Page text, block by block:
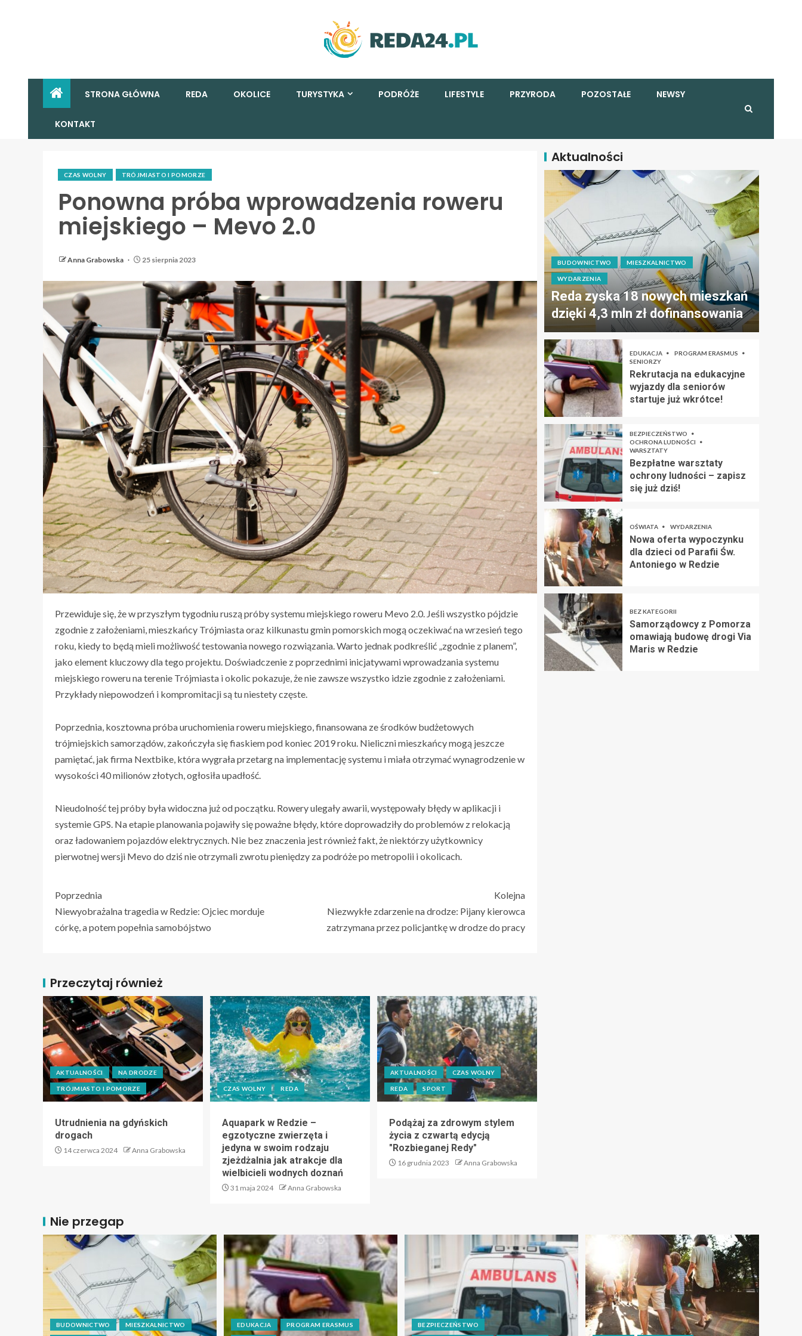
STRONA GŁÓWNA REDA OKOLICE TURYSTYKA PODRÓŻE LIFESTYLE PRZYRODA POZOSTAŁE NEWSY
KONTAKT
CZAS WOLNY TRÓJMIASTO I POMORZE
Ponowna próba wprowadzenia roweru
miejskiego – Mevo 2.0
Anna Grabowska 25 sierpnia 2023
Przewiduje się, że w przyszłym tygodniu ruszą próby systemu miejskiego roweru Mevo 2.0. Jeśli wszystko pójdzie
zgodnie z założeniami, mieszkańcy Trójmiasta oraz kilkunastu gmin pomorskich mogą oczekiwać na wrzesień tego
roku, kiedy to będą mieli możliwość testowania nowego rozwiązania. Warto jednak podkreślić „zgodnie z planem”,
jako element kluczowy dla tego projektu. Doświadczenie z poprzednimi inicjatywami wprowadzania systemu
miejskiego roweru na terenie Trójmiasta i okolic pokazuje, że nie zawsze wszystko idzie zgodnie z założeniami.
Przykłady niepowodzeń i kompromitacji są tu niestety częste.
Poprzednia, kosztowna próba uruchomienia roweru miejskiego, finansowana ze środków budżetowych
trójmiejskich samorządów, zakończyła się fiaskiem pod koniec 2019 roku. Nieliczni mieszkańcy mogą jeszcze
pamiętać, jak firma Nextbike, która wygrała przetarg na implementację systemu i miała otrzymać wynagrodzenie w
wysokości 40 milionów złotych, ogłosiła upadłość.
Nieudolność tej próby była widoczna już od początku. Rowery ulegały awarii, występowały błędy w aplikacji i
systemie GPS. Na etapie planowania pojawiły się poważne błędy, które doprowadziły do problemów z relokacją
oraz ładowaniem pojazdów elektrycznych. Nie bez znaczenia jest również fakt, że niektórzy użytkownicy
pierwotnej wersji Mevo do dziś nie otrzymali zwrotu pieniędzy za podróże po metropolii i okolicach.
Poprzednia
Niewyobrażalna tragedia w Redzie: Ojciec morduje
córkę, a potem popełnia samobójstwo
Kolejna
Niezwykłe zdarzenie na drodze: Pijany kierowca
zatrzymana przez policjantkę w drodze do pracy
Przeczytaj również
AKTUALNOŚCI NA DRODZE
TRÓJMIASTO I POMORZE
Utrudnienia na gdyńskich
drogach
14 czerwca 2024 Anna Grabowska
CZAS WOLNY REDA
Aquapark w Redzie –
egzotyczne zwierzęta i
jedyna w swoim rodzaju
zjeżdżalnia jak atrakcje dla
wielbicieli wodnych doznań
31 maja 2024 Anna Grabowska
AKTUALNOŚCI CZAS WOLNY
REDA SPORT
Podążaj za zdrowym stylem
życia z czwartą edycją
"Rozbieganej Redy"
16 grudnia 2023 Anna Grabowska
Aktualności
BUDOWNICTWO MIESZKALNICTWO
WYDARZENIA
Reda zyska 18 nowych mieszkań
dzięki 4,3 mln zł dofinansowania
EDUKACJA
PROGRAM ERASMUS
SENIORZY
Rekrutacja na edukacyjne
wyjazdy dla seniorów
startuje już wkrótce!
BEZPIECZEŃSTWO
OCHRONA LUDNOŚCI
WARSZTATY
Bezpłatne warsztaty
ochrony ludności – zapisz
się już dziś!
OŚWIATA WYDARZENIA
Nowa oferta wypoczynku
dla dzieci od Parafii Św.
Antoniego w Redzie
BEZ KATEGORII
Samorządowcy z Pomorza
omawiają budowę drogi Via
Maris w Redzie
Nie przegap
BUDOWNICTWO MIESZKALNICTWO EDUKACJA PROGRAM ERASMUS BEZPIECZEŃSTWO